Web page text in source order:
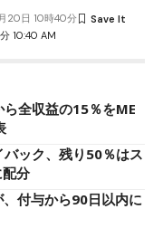
10:40 AM
20日 10時40分
全収益の15％をME
ック、残り50％はス
分
付与から90日以内に